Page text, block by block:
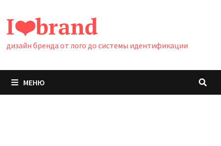
содержимому
I❤️brand
дизайн бренда от лого до системы идентификации
МЕНЮ